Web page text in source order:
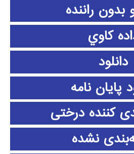
بدون راننده
كاوي
دانلود
پايان نامه
کننده درختی
نشده